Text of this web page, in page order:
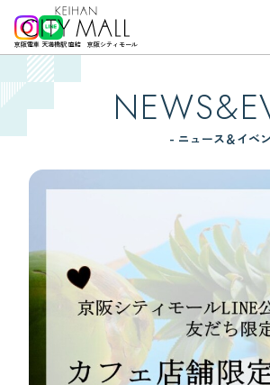
京阪電車 天満橋駅 直結 京阪シティモール
- ニュース＆イベ